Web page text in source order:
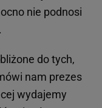
nie podnosi
do tych,
nam prezes
wydajemy